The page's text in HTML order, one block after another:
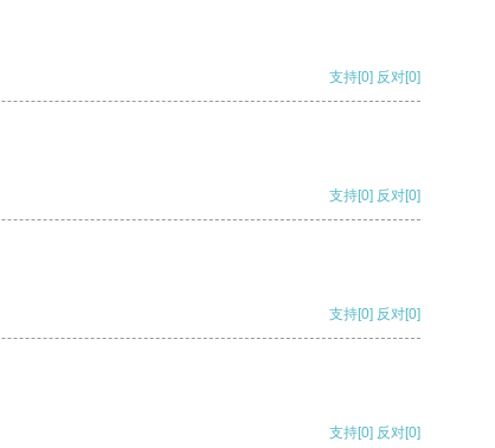
支持[0] 反对[0]
支持[0] 反对[0]
支持[0] 反对[0]
支持[0] 反对[0]